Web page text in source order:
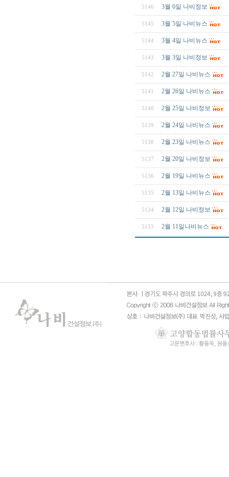
5146 3월 6일 나비정보
5145 3월 5일 나비뉴스
5144 3월 4일 나비뉴스
5143 3월 3일 나비정보
5142 2월 27일 나비뉴스
5141 2월 26일 나비뉴스
5140 2월 25일 나비정보
5139 2월 24일 나비뉴스
5138 2월 23일 나비뉴스
5137 2월 20일 나비정보
5136 2월 19일 나비뉴스
5135 2월 13일 나비뉴스
5134 2월 12일 나비정보
5133 2월 11일나비뉴스